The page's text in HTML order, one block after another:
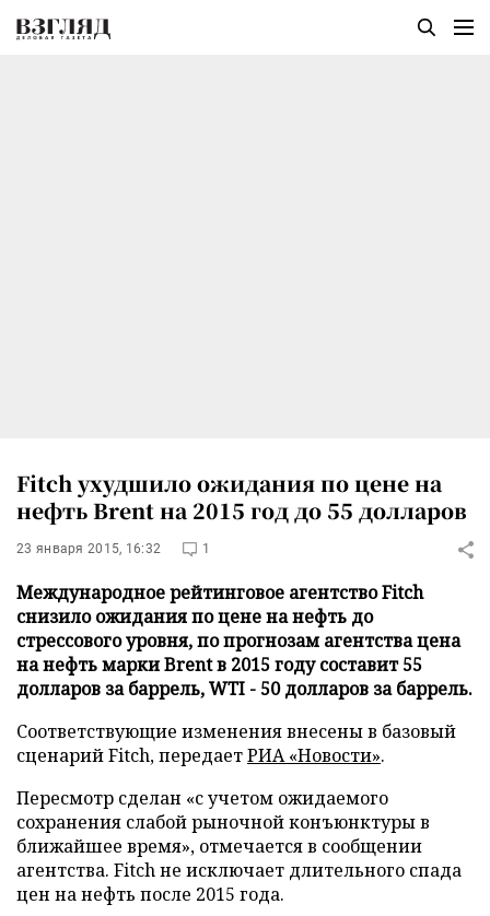
Fitch ухудшило ожидания по цене на
нефть Brent на 2015 год до 55 долларов
23 января 2015, 16:32 1
Международное рейтинговое агентство Fitch
снизило ожидания по цене на нефть до
стрессового уровня, по прогнозам агентства цена
на нефть марки Brent в 2015 году составит 55
долларов за баррель, WTI - 50 долларов за баррель.
Соответствующие изменения внесены в базовый
сценарий Fitch, передаетРИА «Новости».
Пересмотр сделан «с учетом ожидаемого
сохранения слабой рыночной конъюнктуры в
ближайшее время», отмечается в сообщении
агентства. Fitch не исключает длительного спада
цен на нефть после 2015 года.